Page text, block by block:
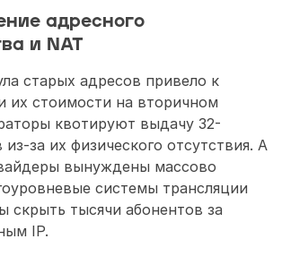
адресного
и NAT
старых адресов привело к
их стоимости на вторичном
квотируют выдачу 32-
за их физического отсутствия. А
вынуждены массово
системы трансляции
скрыть тысячи абонентов за
IP.